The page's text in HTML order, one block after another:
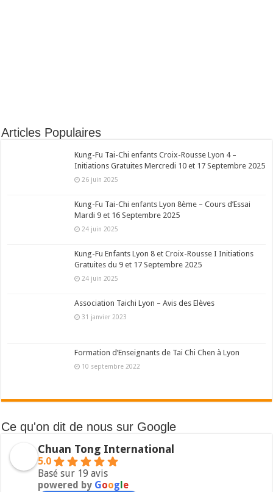
Articles Populaires
Kung-Fu Tai-Chi enfants Croix-Rousse Lyon 4 –
Initiations Gratuites Mercredi 10 et 17 Septembre 2025
26 juin 2025
Kung-Fu Tai-Chi enfants Lyon 8ème – Cours d’Essai
Mardi 9 et 16 Septembre 2025
24 juin 2025
Kung-Fu Enfants Lyon 8 et Croix-Rousse I Initiations
Gratuites du 9 et 17 Septembre 2025
24 juin 2025
Association Taichi Lyon – Avis des Elèves
31 janvier 2023
Formation d’Enseignants de Tai Chi Chen à Lyon
10 septembre 2022
Ce qu'on dit de nous sur Google
Chuan Tong International
5.0
Basé sur 19 avis
powered by Google